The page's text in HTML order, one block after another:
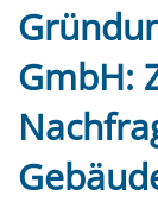
GmbH: